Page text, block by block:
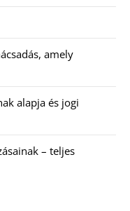
amely
alapja és jogi
– teljes